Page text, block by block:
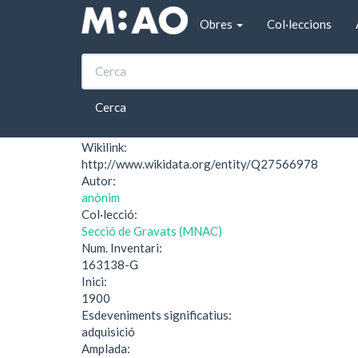
Vés al contingut
Obres
Col·leccions
Cerca
Inici Ex-libris Ricardo Heredia
Ex-libris Ricardo
Wikilink:
http://www.wikidata.org/entity/Q27566978
Autor:
anònim
Col·lecció:
Secció de Gravats (MNAC)
Num. Inventari:
163138-G
Inici:
1900
Esdeveniments significatius:
adquisició
Amplada: